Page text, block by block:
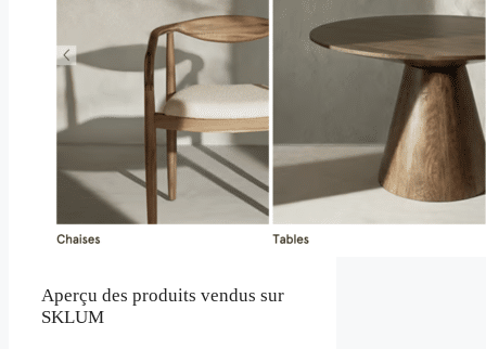
Aperçu des produits vendus sur
SKLUM